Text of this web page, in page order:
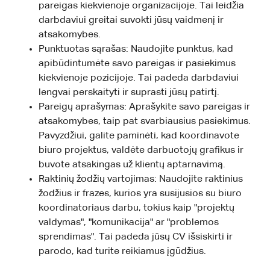
pareigas kiekvienoje organizacijoje. Tai leidžia
darbdaviui greitai suvokti jūsų vaidmenį ir
atsakomybes.
Punktuotas sąrašas: Naudojite punktus, kad
apibūdintumėte savo pareigas ir pasiekimus
kiekvienoje pozicijoje. Tai padeda darbdaviui
lengvai perskaityti ir suprasti jūsų patirtį.
Pareigų aprašymas: Aprašykite savo pareigas ir
atsakomybes, taip pat svarbiausius pasiekimus.
Pavyzdžiui, galite paminėti, kad koordinavote
biuro projektus, valdėte darbuotojų grafikus ir
buvote atsakingas už klientų aptarnavimą.
Raktinių žodžių vartojimas: Naudojite raktinius
žodžius ir frazes, kurios yra susijusios su biuro
koordinatoriaus darbu, tokius kaip "projektų
valdymas", "komunikacija" ar "problemos
sprendimas". Tai padeda jūsų CV išsiskirti ir
parodo, kad turite reikiamus įgūdžius.